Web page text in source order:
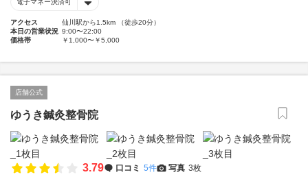
電子マネー決済可
アクセス
仙川駅から1.5km （徒歩20分）
本日の営業状況 9:00〜22:00
価格帯
￥1,000〜￥5,000
店舗公式
ゆうき鍼灸整骨院
3.79 口コミ 5件 写真 3枚